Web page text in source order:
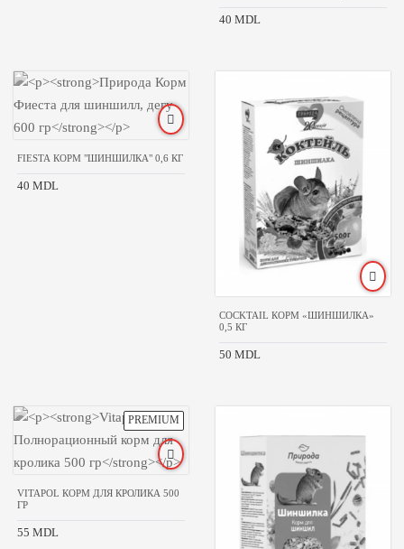
40 MDL
FIESTA КОРМ "ШИНШИЛКА" 0,6 КГ
40 MDL
COCKTAIL КОРМ «ШИНШИЛКА»
0,5 КГ
50 MDL
VITAPOL КОРМ ДЛЯ КРОЛИКА 500
ГР
55 MDL